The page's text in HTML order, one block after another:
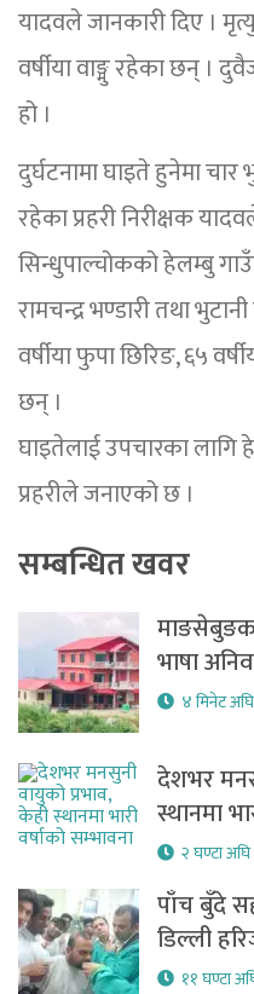
यादवले जानकारी दिए ।
वर्षीया वाङ्मु रहेका छन् ।
हो ।
दुर्घटनामा घाइते हुनेमा
रहेका प्रहरी निरीक्षक
सिन्धुपाल्चोकको हेलम्बु
रामचन्द्र भण्डारी तथा
वर्षीया फुपा छिरिङ, ६५
छन् ।
घाइतेलाई उपचारका लागि
प्रहरीले जनाएको छ ।
सम्बन्धित खवर
भाषा
४ मिनेट अघि
देशभर
स्थानमा
२ घण्टा अघि
पाँच बुँदे
डिल्ली
११ घण्टा